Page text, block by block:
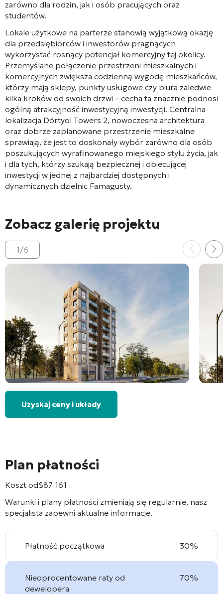
zarówno dla rodzin, jak i osób pracujących oraz
studentów.
Lokale użytkowe na parterze stanowią wyjątkową okazję
dla przedsiębiorców i inwestorów pragnących
wykorzystać rosnący potencjał komercyjny tej okolicy.
Przemyślane połączenie przestrzeni mieszkalnych i
komercyjnych zwiększa codzienną wygodę mieszkańców,
którzy mają sklepy, punkty usługowe czy biura zaledwie
kilka kroków od swoich drzwi – cecha ta znacznie podnosi
ogólną atrakcyjność inwestycyjną inwestycji. Centralna
lokalizacja Dörtyol Towers 2, nowoczesna architektura
oraz dobrze zaplanowane przestrzenie mieszkalne
sprawiają, że jest to doskonały wybór zarówno dla osób
poszukujących wyrafinowanego miejskiego stylu życia, jak
i dla tych, którzy szukają bezpiecznej i obiecującej
inwestycji w jednej z najbardziej dostępnych i
dynamicznych dzielnic Famagusty.
Zobacz galerię projektu
1/6
Uzyskaj ceny i układy
Plan płatności
Koszt od$87 161
Warunki i plany płatności zmieniają się regularnie, nasz
specjalista zapewni aktualne informacje.
Płatność początkowa 30%
Nieoprocentowane raty od
dewelopera
70%